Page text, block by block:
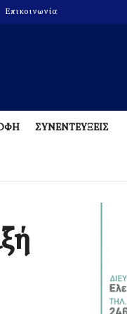
Επικοινωνία
ΣΥΝΕΝΤΕΥΞΕΙΣ